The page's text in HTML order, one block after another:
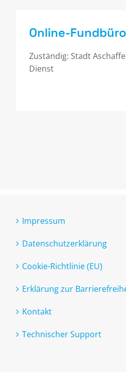
Online-Fundbüro
Zuständig: Stadt
Dienst
Impressum
Datenschutzerklärung
Cookie-Richtlinie (EU)
Erklärung zur
Kontakt
Technischer Support